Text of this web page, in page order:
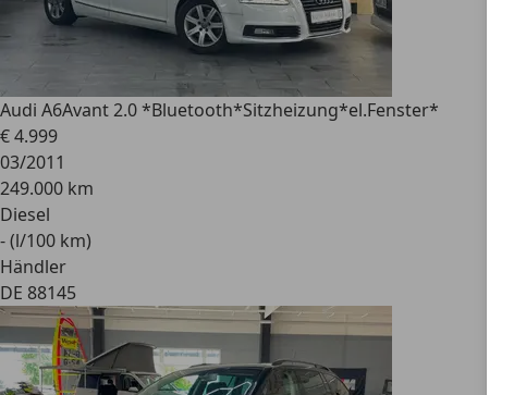
Audi A6Avant 2.0 *Bluetooth*Sitzheizung*el.Fenster*
€ 4.999
03/2011
249.000 km
Diesel
- (l/100 km)
Händler
DE 88145